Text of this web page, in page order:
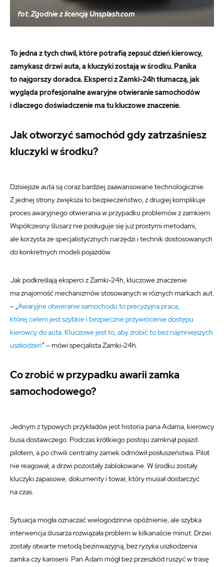
fot. Zgodnie z licencją Unsplash.com
To jedna z tych chwil, które potrafią zepsuć dzień kierowcy,
zamykasz drzwi auta, a kluczyki zostają w środku. Panika
to najgorszy doradca. Eksperci z Zamki-24h tłumaczą, jak
wygląda profesjonalne awaryjne otwieranie samochodów
i dlaczego doświadczenie ma tu kluczowe znaczenie.
Jak otworzyć samochód gdy zatrzaśniesz
kluczyki w środku?
Dzisiejsze auta są coraz bardziej zaawansowane technologicznie.
Z jednej strony zwiększa to bezpieczeństwo, z drugiej komplikuje
proces awaryjnego otwierania w przypadku problemów z zamkiem.
Współczesny ślusarz nie posługuje się już prostymi metodami,
ale korzysta ze specjalistycznych narzędzi i technik dostosowanych
do konkretnych modeli pojazdów.
Jak podkreślają eksperci z Zamki-24h, kluczowe znaczenie
ma znajomość mechanizmów stosowanych w różnych markach aut.
– „Awaryjne otwieranie samochodu to precyzyjna praca,
której celem jest szybkie i bezpieczne przywrócenie dostępu
kierowcy do auta. Kluczowe jest to, aby zrobić to bez najmniejszych
uszkodzeń” – mówi specjalista Zamki-24h.
Co zrobić w przypadku awarii zamka
samochodowego?
Jednym z typowych przykładów jest historia pana Adama, kierowcy
busa dostawczego. Podczas krótkiego postoju zamknął pojazd
pilotem, a po chwili centralny zamek odmówił posłuszeństwa. Pilot
nie reagował, a drzwi pozostały zablokowane. W środku zostały
kluczyki zapasowe, dokumenty i towar, który musiał dostarczyć
na czas.
Sytuacja mogła oznaczać wielogodzinne opóźnienie, ale szybka
interwencja ślusarza rozwiązała problem w kilkanaście minut. Drzwi
zostały otwarte metodą bezinwazyjną, bez ryzyka uszkodzenia
zamka czy karoserii. Pan Adam mógł bez przeszkód ruszyć w trasę